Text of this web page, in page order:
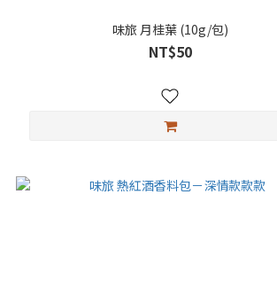
味旅 月桂葉 (10g/包)
NT$50